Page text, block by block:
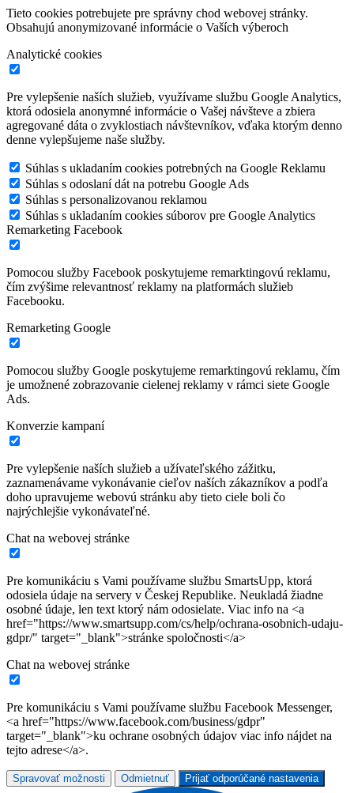
Tieto cookies potrebujete pre správny chod webovej stránky.
Obsahujú anonymizované informácie o Vaších výberoch
Analytické cookies
Pre vylepšenie naších služieb, využívame službu Google Analytics,
ktorá odosiela anonymné informácie o Vašej návšteve a zbiera
agregované dáta o zvyklostiach návštevníkov, vďaka ktorým denno
denne vylepšujeme naše služby.
Súhlas s ukladaním cookies potrebných na Google Reklamu
Súhlas s odoslaní dát na potrebu Google Ads
Súhlas s personalizovanou reklamou
Súhlas s ukladaním cookies súborov pre Google Analytics
Remarketing Facebook
Pomocou služby Facebook poskytujeme remarktingovú reklamu,
čím zvýšime relevantnosť reklamy na platformách služieb
Facebooku.
Remarketing Google
Pomocou služby Google poskytujeme remarktingovú reklamu, čím
je umožnené zobrazovanie cielenej reklamy v rámci siete Google
Ads.
Konverzie kampaní
Pre vylepšenie naších služieb a užívateľského zážitku,
zaznamenávame vykonávanie cieľov naších zákazníkov a podľa
doho upravujeme webovú stránku aby tieto ciele boli čo
najrýchlejšie vykonávateľné.
Chat na webovej stránke
Pre komunikáciu s Vami používame službu SmartsUpp, ktorá
odosiela údaje na servery v Českej Republike. Neukladá žiadne
osobné údaje, len text ktorý nám odosielate. Viac info na <a
href="https://www.smartsupp.com/cs/help/ochrana-osobnich-udaju-
gdpr/" target="_blank">stránke spoločnosti</a>
Chat na webovej stránke
Pre komunikáciu s Vami používame službu Facebook Messenger,
<a href="https://www.facebook.com/business/gdpr"
target="_blank">ku ochrane osobných údajov viac info nájdet na
tejto adrese</a>.
Spravovať možnosti Odmietnuť Prijať odporúčané nastavenia